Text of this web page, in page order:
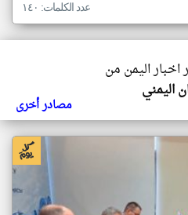
عدد الكلمات: ١٤٠
اخبار اليمن من
اليمني
مصادر أخرى